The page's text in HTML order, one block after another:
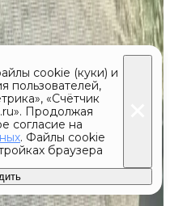
cookie (куки) и
пользователей,
«Счётчик
Продолжая
согласие на
. Файлы cookie
браузера